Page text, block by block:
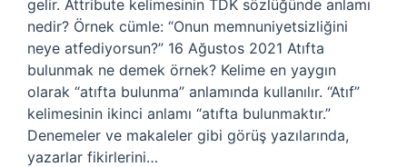
gelir. Attribute kelimesinin TDK sözlüğünde anlamı
nedir? Örnek cümle: “Onun memnuniyetsizliğini
neye atfediyorsun?” 16 Ağustos 2021 Atıfta
bulunmak ne demek örnek? Kelime en yaygın
olarak “atıfta bulunma” anlamında kullanılır. “Atıf”
kelimesinin ikinci anlamı “atıfta bulunmaktır.”
Denemeler ve makaleler gibi görüş yazılarında,
yazarlar fikirlerini…